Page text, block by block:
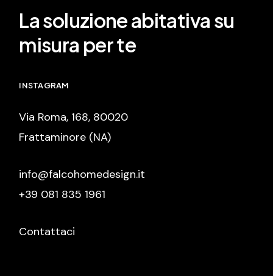
La soluzione abitativa su
misura per te
INSTAGRAM
Via Roma, 168, 80020
Frattaminore (NA)
info@falcohomedesign.it
+39 081 835 1961
Contattaci